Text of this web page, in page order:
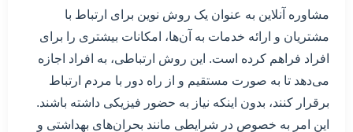
مشاوره آنلاین به عنوان یک روش نوین برای ارتباط با
مشتریان و ارائه خدمات به آن‌ها، امکانات بیشتری را برای
افراد فراهم کرده است. این روش ارتباطی، به افراد اجازه
می‌دهد تا به صورت مستقیم و از راه دور با مردم ارتباط
برقرار کنند، بدون اینکه نیاز به حضور فیزیکی داشته باشند.
این امر به خصوص در شرایطی مانند بحران‌های بهداشتی و